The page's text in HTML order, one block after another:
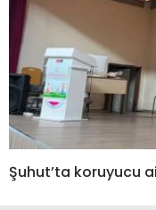
Şuhut’ta koruyucu